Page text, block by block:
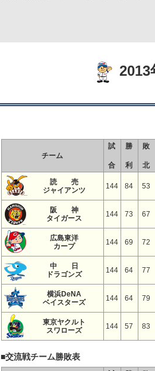
チーム
試
合
勝
利
敗
北
読 売
ジャイアンツ
144 84 53
阪 神
タイガース
144 73 67
広島東洋
カープ
144 69 72
中 日
ドラゴンズ
144 64 77
横浜DeNA
ベイスターズ
144 64 79
東京ヤクルト
スワローズ
144 57 83
■交流戦チーム勝敗表